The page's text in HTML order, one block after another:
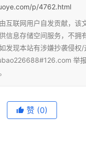
p/4762.html
互联网用户自发贡献，该
信息存储空间服务，不拥
发现本站有涉嫌抄袭侵权/
举
赞 (0)